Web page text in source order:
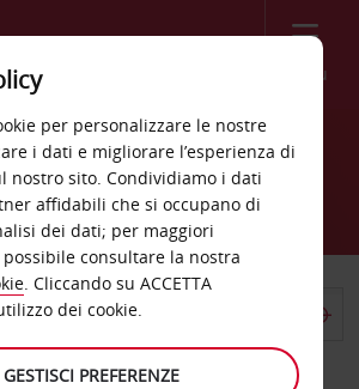
Menù
auto Tzaneen
di riconsegna diversa
per personalizzare le nostre
i dati e migliorare l’esperienza di
nostro sito. Condividiamo i dati
affidabili che si occupano di
dei dati; per maggiori
consultare la nostra
. Cliccando su ACCETTA
dei cookie.
GESTISCI PREFERENZE